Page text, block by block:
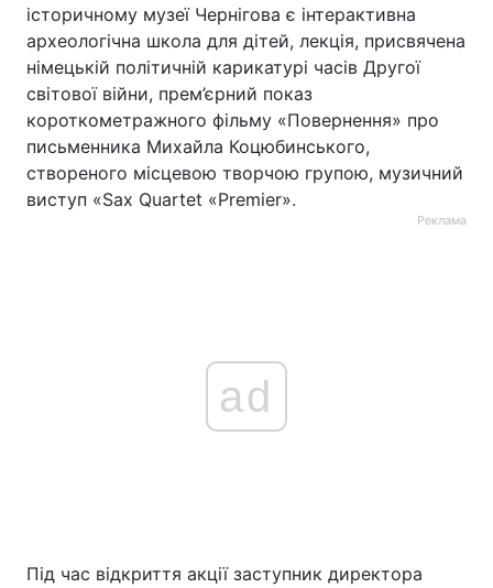
історичному музеї Чернігова є інтерактивна
археологічна школа для дітей, лекція, присвячена
німецькій політичній карикатурі часів Другої
світової війни, прем’єрний показ
короткометражного фільму «Повернення» про
письменника Михайла Коцюбинського,
створеного місцевою творчою групою, музичний
виступ «Sax Quartet «Premier».
Реклама
ad
Під час відкриття акції заступник директора